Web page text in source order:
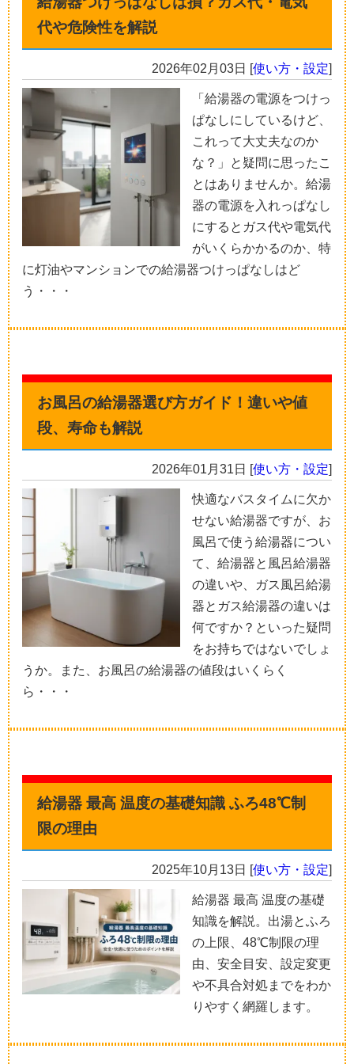
代や危険性を解説
2026年02月03日 [使い方・設定]
「給湯器の電源をつけっ
ぱなしにしているけど、
これって大丈夫なのか
な？」と疑問に思ったこ
とはありませんか。給湯
器の電源を入れっぱなし
にするとガス代や電気代
がいくらかかるのか、特
に灯油やマンションでの給湯器つけっぱなしはど
う・・・
お風呂の給湯器選び方ガイド！違いや値
段、寿命も解説
2026年01月31日 [使い方・設定]
快適なバスタイムに欠か
せない給湯器ですが、お
風呂で使う給湯器につい
て、給湯器と風呂給湯器
の違いや、ガス風呂給湯
器とガス給湯器の違いは
何ですか？といった疑問
をお持ちではないでしょ
うか。また、お風呂の給湯器の値段はいくらく
ら・・・
給湯器 最高 温度の基礎知識 ふろ48℃制
限の理由
2025年10月13日 [使い方・設定]
給湯器 最高 温度の基礎
知識を解説。出湯とふろ
の上限、48℃制限の理
由、安全目安、設定変更
や不具合対処までをわか
りやすく網羅します。